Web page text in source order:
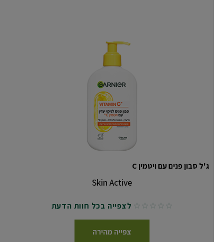
ג'ל סבון פנים עם ויטמין C
Skin Active
No reviews לצפייה בכל חוות הדעת
צפייה מהירה